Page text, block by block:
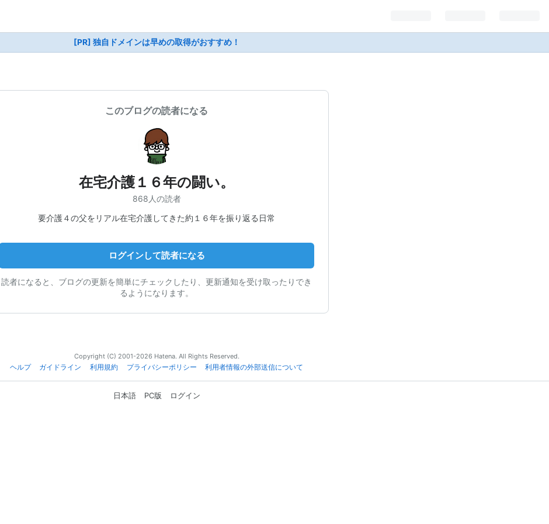
[PR] 独自ドメインは早めの取得がおすすめ！
このブログの読者になる
在宅介護１６年の闘い。
868人の読者
要介護４の父をリアル在宅介護してきた約１６年を振り返る日常
ログインして読者になる
読者になると、ブログの更新を簡単にチェックしたり、更新通知を受け取ったりでき
るようになります。
Copyright (C) 2001-2026 Hatena. All Rights Reserved.
ヘルプ
ガイドライン 利用規約 プライバシーポリシー 利用者情報の外部送信について
日本語 PC版 ログイン